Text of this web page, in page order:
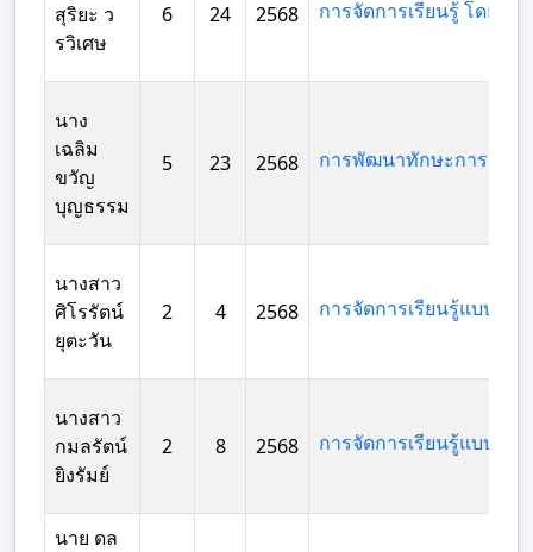
สุริยะ ว
รวิเศษ
6 24 2568
นาง
เฉลิม
ขวัญ
บุญธรรม
5 23 2568
นางสาว
ศิโรรัตน์
ยุตะวัน
2 4 2568
นางสาว
กมลรัตน์
ยิงรัมย์
2 8 2568
นาย ดล